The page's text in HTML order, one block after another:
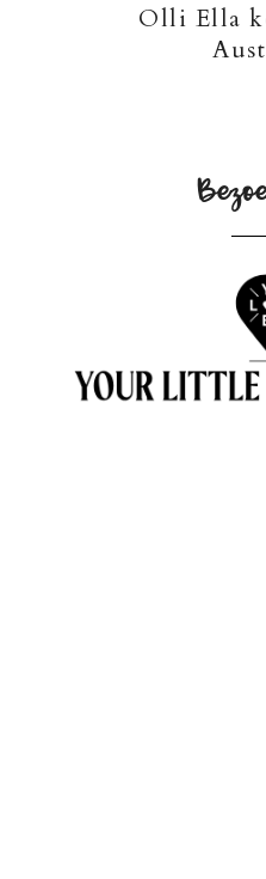
Olli Ella